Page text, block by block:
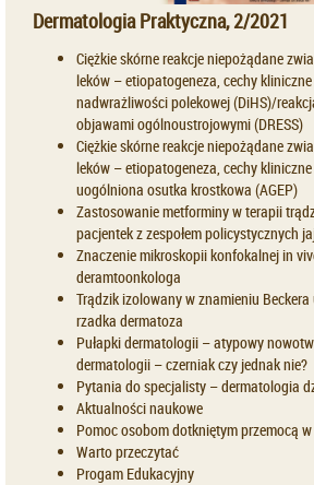
Dermatologia Praktyczna, 2/2021
Ciężkie skórne reakcje niepożądane
leków – etiopatogeneza, cechy kliniczne
nadwrażliwości polekowej (DiHS)/
objawami ogólnoustrojowymi (DRESS)
Ciężkie skórne reakcje niepożądane
leków – etiopatogeneza, cechy kliniczne
uogólniona osutka krostkowa (AGEP)
Zastosowanie metforminy w terapii
pacjentek z zespołem policystycznych
Znaczenie mikroskopii konfokalnej in
deramtoonkologa
Trądzik izolowany w znamieniu
rzadka dermatoza
Pułapki dermatologii – atypowy
dermatologii – czerniak czy jednak nie?
Pytania do specjalisty – dermatologia
Aktualności naukowe
Pomoc osobom dotkniętym przemocą
Warto przeczytać
Progam Edukacyjny